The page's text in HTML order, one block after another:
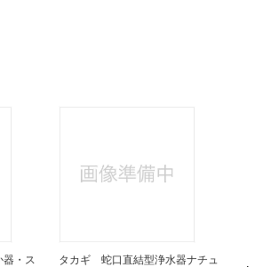
・ス
タカギ 蛇口直結型浄水器ナチュ